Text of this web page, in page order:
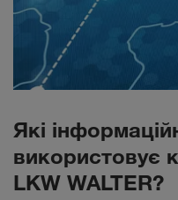
Які
використовує
LKW WALTER?